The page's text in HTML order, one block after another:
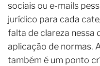
sociais ou e-mails
jurídico para cada
falta de clareza nessa
aplicação de normas.
também é um ponto